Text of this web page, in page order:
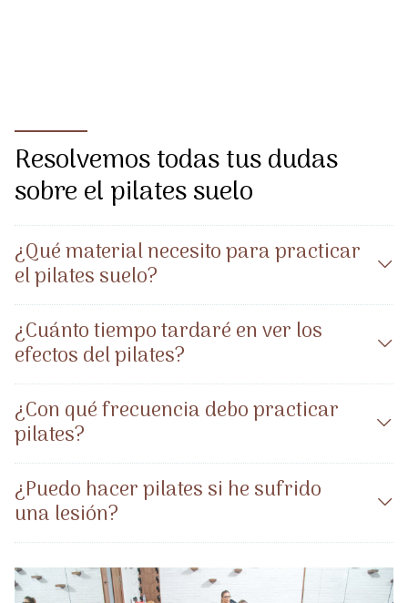
Resolvemos todas tus dudas
sobre el pilates suelo
¿Qué material necesito para practicar
el pilates suelo?
¿Cuánto tiempo tardaré en ver los
efectos del pilates?
¿Con qué frecuencia debo practicar
pilates?
¿Puedo hacer pilates si he sufrido
una lesión?